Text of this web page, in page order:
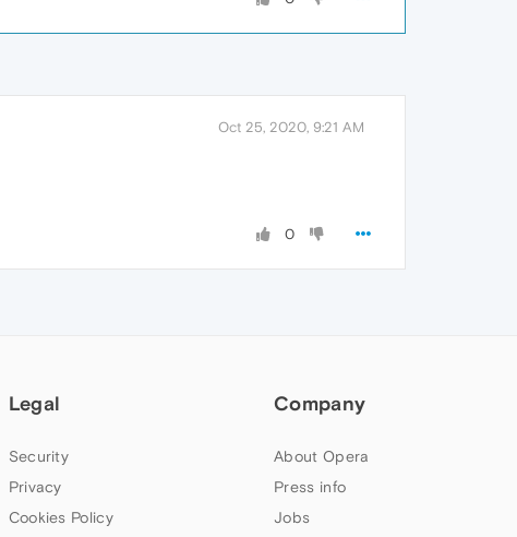
Oct 25, 2020, 9:21 AM
0
Legal
Security
Privacy
Cookies Policy
Company
About Opera
Press info
Jobs